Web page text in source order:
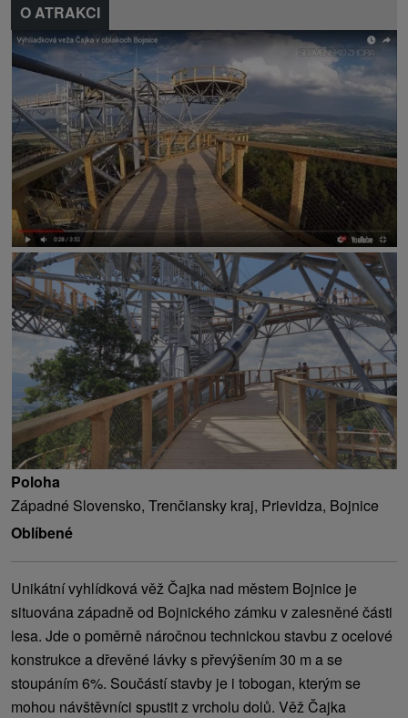
O ATRAKCI
Poloha
Západné Slovensko, Trenčiansky kraj, Prievidza, Bojnice
Oblíbené
Unikátní vyhlídková věž Čajka nad městem Bojnice je
situována západně od Bojnického zámku v zalesněné části
lesa. Jde o poměrně náročnou technickou stavbu z ocelové
konstrukce a dřevěné lávky s převýšením 30 m a se
stoupáním 6%. Součástí stavby je i tobogan, kterým se
mohou návštěvníci spustit z vrcholu dolů. Věž Čajka